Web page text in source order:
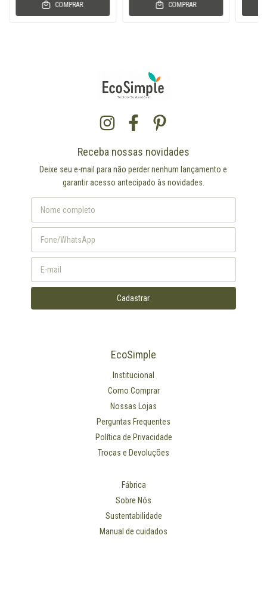
COMPRAR COMPRAR
Receba nossas novidades
Deixe seu e-mail para não perder nenhum lançamento e
garantir acesso antecipado às novidades.
EcoSimple
Institucional
Como Comprar
Nossas Lojas
Perguntas Frequentes
Política de Privacidade
Trocas e Devoluções
Fábrica
Sobre Nós
Sustentabilidade
Manual de cuidados